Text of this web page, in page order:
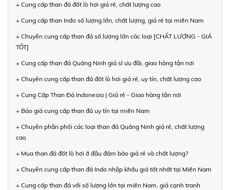
+ Cung cấp than đá đốt lò hơi giá rẻ, chất lượng cao
+ Cung cấp than Indo số lượng lớn, chất lượng, giá rẻ tại miền Nam
+ Chuyên cung cấp than đá số lượng lớn các loại [CHẤT LƯỢNG - GIÁ
TỐT]
+ Cung cấp than đá Quảng Ninh giá sỉ ưu đãi, giao hàng tận nơi
+ Chuyên cung cấp than đá đốt lò hơi giá rẻ, uy tín, chất lượng cao
+ Cung Cấp Than Đá Indonesia | Giá rẻ - Giao hàng tận nơi
+ Báo giá cung cấp than đá uy tín tại miền Nam
+ Chuyên phân phối các loại than đá Quảng Ninh giá rẻ, chất lượng
cao
+ Mua than đá đốt lò hơi ở đâu đảm bảo giá rẻ và chất lượng?
+ Chuyên cung cấp than đá Indo nhập khẩu giá tốt nhất tại Miền Nam
+ Cung cấp than đá với số lượng lớn tại miền Nam, giá cạnh tranh